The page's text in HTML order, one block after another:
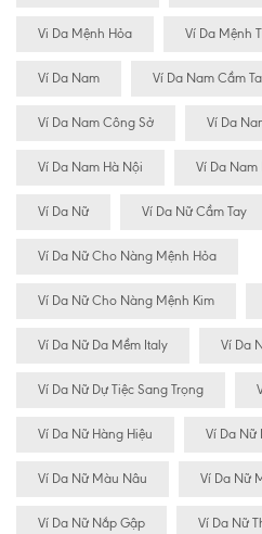
Vi Da Mệnh Hỏa Ví Da Mệnh
Ví Da Nam Ví Da Nam Cầm
Ví Da Nam Công Sở Ví Da
Ví Da Nam Hà Nội Ví Da Nam
Ví Da Nữ Ví Da Nữ Cầm Tay
Ví Da Nữ Cho Nàng Mệnh Hỏa
Ví Da Nữ Cho Nàng Mệnh Kim
Ví Da Nữ Da Mềm Italy Ví Da
Ví Da Nữ Dự Tiệc Sang Trọng
Ví Da Nữ Hàng Hiệu Ví Da Nữ
Ví Da Nữ Màu Nâu Ví Da Nữ
Ví Da Nữ Nắp Gập Ví Da Nữ